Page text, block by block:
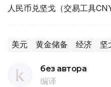
人民币兑坚戈（交易工具
美元 黄金储备 经济 坚
без автора
编译